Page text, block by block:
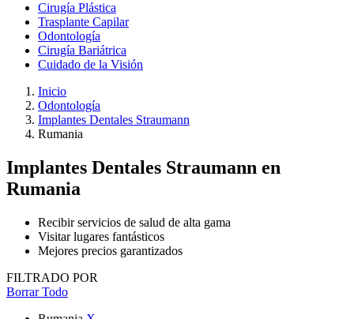
Cirugía Plástica
Trasplante Capilar
Odontología
Cirugía Bariátrica
Cuidado de la Visión
Inicio
Odontología
Implantes Dentales Straumann
Rumania
Implantes Dentales Straumann en
Rumania
Recibir servicios de salud de alta gama
Visitar lugares fantásticos
Mejores precios garantizados
FILTRADO POR
Borrar Todo